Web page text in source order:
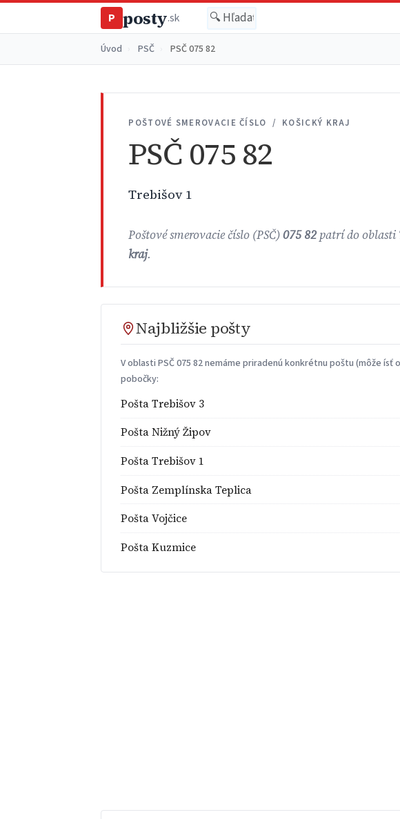
P posty.sk
Úvod PSČ PSČ 075 82
POŠTOVÉ SMEROVACIE ČÍSLO / KOŠICKÝ KRAJ
PSČ 075 82
Trebišov 1
Poštové smerovacie číslo (PSČ)075 82patrí do oblasti
kraj.
Najbližšie pošty
V oblasti PSČ 075 82 nemáme priradenú konkrétnu poštu (môže ísť
pobočky:
Pošta Trebišov 3
Pošta Nižný Žipov
Pošta Trebišov 1
Pošta Zemplínska Teplica
Pošta Vojčice
Pošta Kuzmice